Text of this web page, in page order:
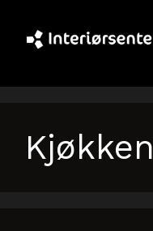
innhold
Kjøkken